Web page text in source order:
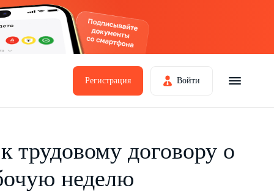
Регистрация Войти
трудовому договору о
неделю